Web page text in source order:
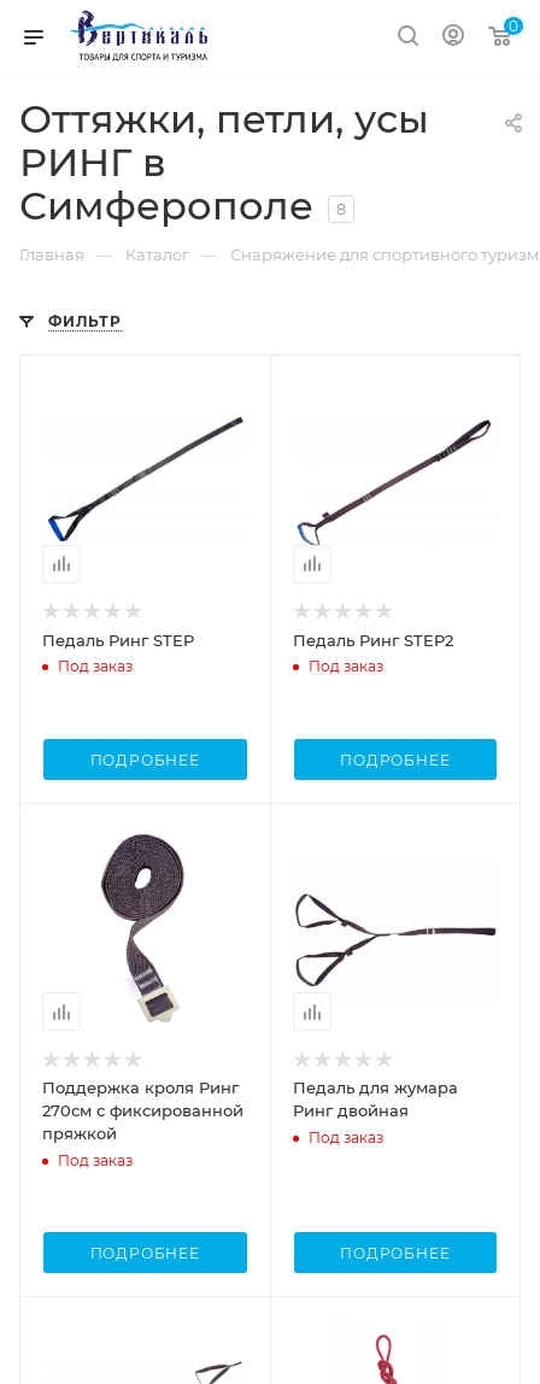
0
Оттяжки, петли, усы
РИНГ в
Симферополе
8
Главная — Каталог — Снаряжение для спортивного
ФИЛЬТР
Педаль Ринг STEP
Под заказ
ПОДРОБНЕЕ
Педаль Ринг STEP2
Под заказ
ПОДРОБНЕЕ
Поддержка кроля Ринг
270см с фиксированной
пряжкой
Под заказ
ПОДРОБНЕЕ
Педаль для жумара
Ринг двойная
Под заказ
ПОДРОБНЕЕ